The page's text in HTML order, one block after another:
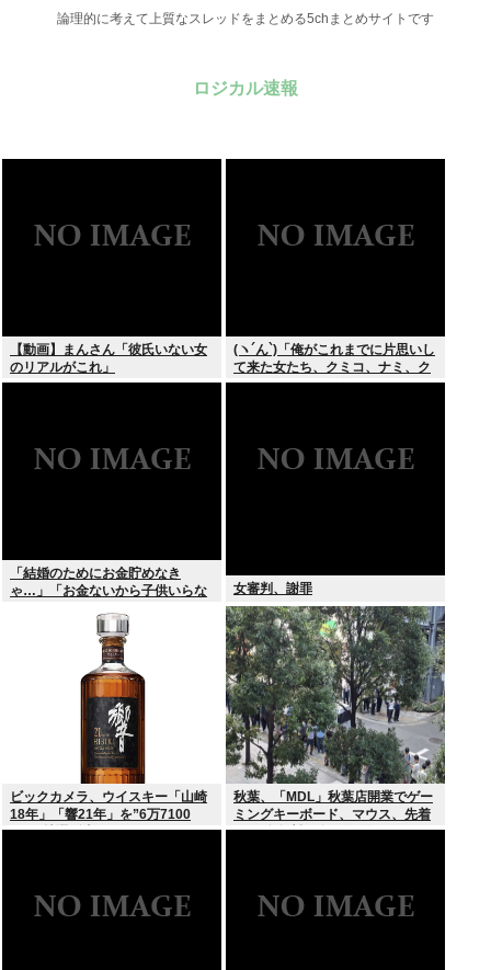
論理的に考えて上質なスレッドをまとめる5chまとめサイトです
ロジカル速報
【動画】まんさん「彼氏いない女
のリアルがこれ」
(ヽ´ん`)「俺がこれまでに片思いし
て来た女たち、クミコ、ナミ、ク
ミコ(1人目とは別人、タミヨ、カ
「結婚のためにお金貯めなき
ゃ…」「お金ないから子供いらな
女審判、謝罪
ビックカメラ、ウイスキー「山崎
18年」「響21年」を”6万7100
円”で抽選販売
秋葉、「MDL」秋葉店開業でゲー
ミングキーボード、マウス、先着
1000名無料配布で行列。まだいけ